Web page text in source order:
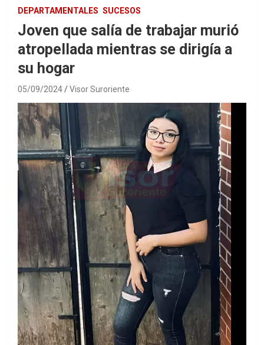
DEPARTAMENTALES SUCESOS
Joven que salía de trabajar murió
atropellada mientras se dirigía a
su hogar
05/09/2024 Visor Suroriente